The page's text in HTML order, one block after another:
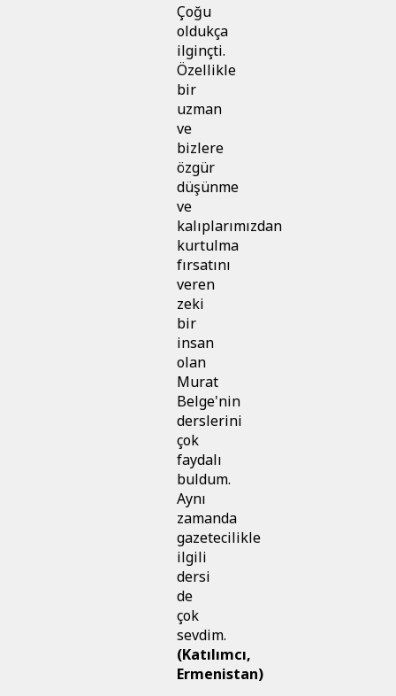
Çoğu
oldukça
ilginçti.
Özellikle
bir
uzman
ve
bizlere
özgür
düşünme
ve
kalıplarımızdan
kurtulma
fırsatını
veren
zeki
bir
insan
olan
Murat
Belge'nin
derslerini
çok
faydalı
buldum.
Aynı
zamanda
gazetecilikle
ilgili
dersi
de
çok
sevdim.
(Katılımcı,
Ermenistan)